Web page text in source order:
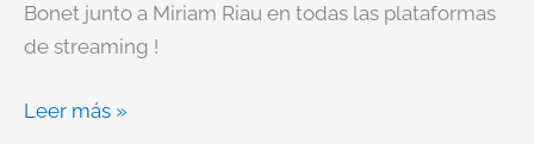
Bonet junto a Miriam Riau en todas las plataformas
de streaming !
!
Leer más »